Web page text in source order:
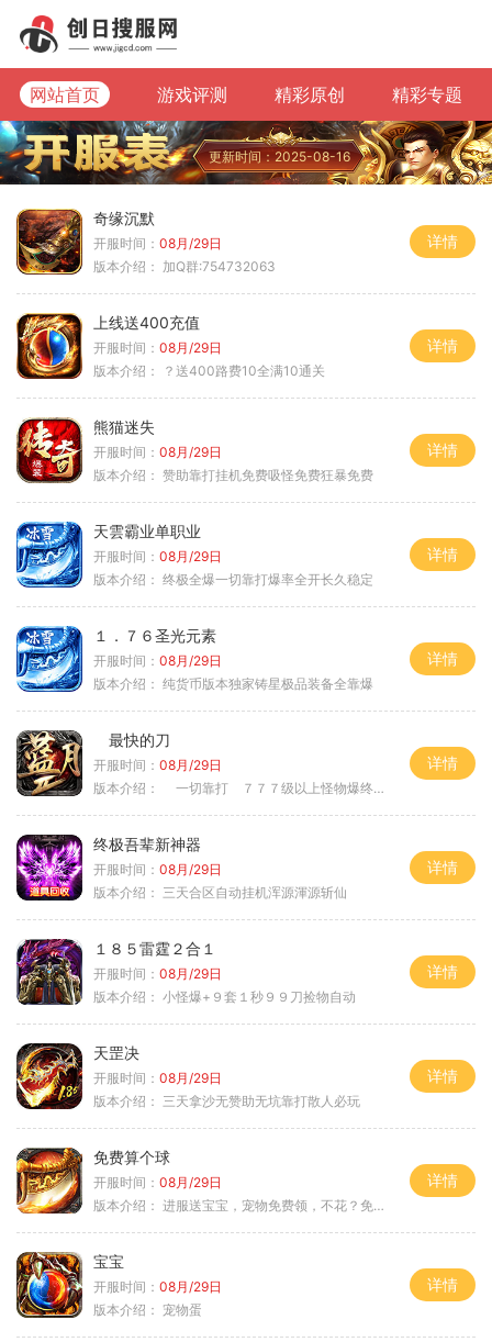
网站首页 游戏评测 精彩原创 精彩专题
更新时间：2025-08-16
奇缘沉默
开服时间： 08月/29日
版本介绍： 加Q群:754732063
详情
上线送400充值
开服时间： 08月/29日
版本介绍：
？送400路费10全满10通关
详情
熊猫迷失
开服时间： 08月/29日
版本介绍： 赞助靠打挂机免费吸怪免费狂暴免费
详情
天雲霸业单职业
开服时间： 08月/29日
版本介绍： 终极全爆一切靠打爆率全开长久稳定
详情
１．７６圣光元素
开服时间： 08月/29日
版本介绍： 纯货币版本独家铸星极品装备全靠爆
详情
最快的刀
开服时间： 08月/29日
版本介绍：
一切靠打 ７７７级以上怪物爆终极
详情
终极吾辈新神器
开服时间： 08月/29日
版本介绍： 三天合区自动挂机浑源渾源斩仙
详情
１８５雷霆２合１
开服时间： 08月/29日
版本介绍： 小怪爆+９套１秒９９刀捡物自动
详情
天罡决
开服时间： 08月/29日
版本介绍： 三天拿沙无赞助无坑靠打散人必玩
详情
免费算个球
开服时间： 08月/29日
版本介绍： 进服送宝宝，宠物免费领，不花？免费通关！
详情
宝宝
开服时间： 08月/29日
版本介绍： 宠物蛋
详情